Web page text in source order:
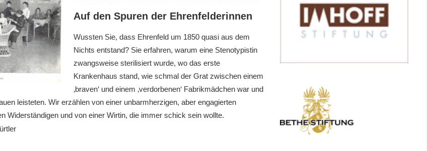
Auf den Spuren der Ehrenfelderinnen
Wussten Sie, dass Ehrenfeld um 1850 quasi aus dem
Nichts entstand? Sie erfahren, warum eine Stenotypistin
zwangsweise sterilisiert wurde, wo das erste
Krankenhaus stand, wie schmal der Grat zwischen einem
‚braven‘ und einem ‚verdorbenen‘ Fabrikmädchen war und
leisteten. Wir erzählen von einer unbarmherzigen, aber engagierten
Widerständigen und von einer Wirtin, die immer schick sein wollte.